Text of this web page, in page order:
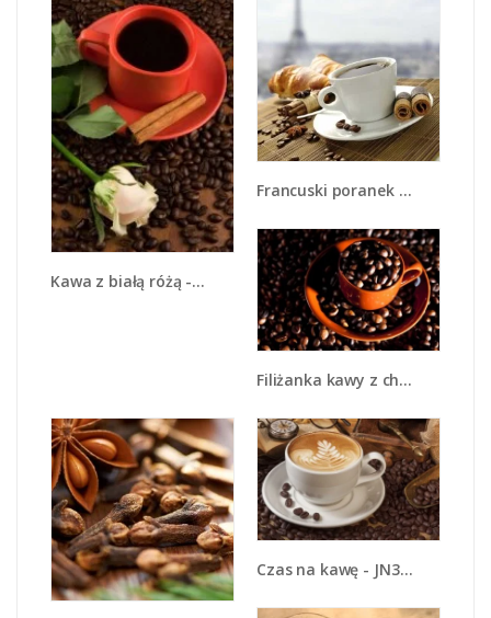
Kawa z białą różą - JN342
Francuski poranek z kawą - JN383
Filiżanka kawy z charakterem - JN343
Czas na kawę - JN353